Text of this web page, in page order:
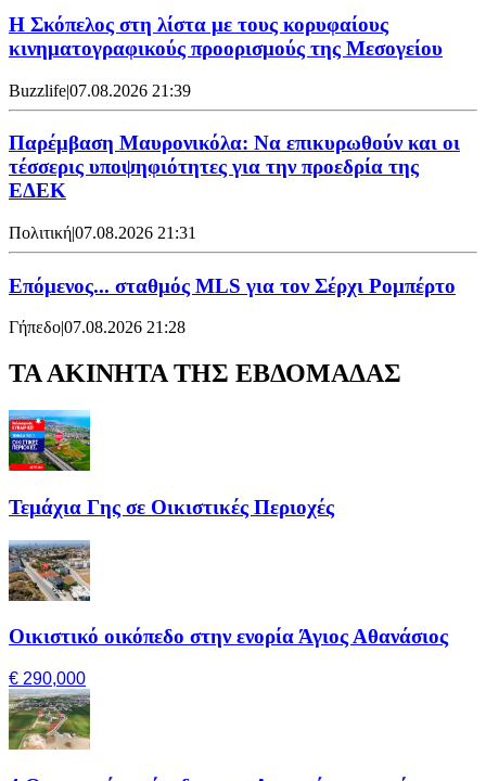
Η Σκόπελος στη λίστα με τους κορυφαίους
κινηματογραφικούς προορισμούς της Μεσογείου
Buzzlife|07.08.2026 21:39
Παρέμβαση Μαυρονικόλα: Να επικυρωθούν και οι
τέσσερις υποψηφιότητες για την προεδρία της
ΕΔΕΚ
Πολιτική|07.08.2026 21:31
Επόμενος... σταθμός MLS για τον Σέρχι Ρομπέρτο
Γήπεδο|07.08.2026 21:28
ΤΑ ΑΚΙΝΗΤΑ ΤΗΣ ΕΒΔΟΜΑΔΑΣ
Τεμάχια Γης σε Οικιστικές Περιοχές
Οικιστικό οικόπεδο στην ενορία Άγιος Αθανάσιος
€ 290,000